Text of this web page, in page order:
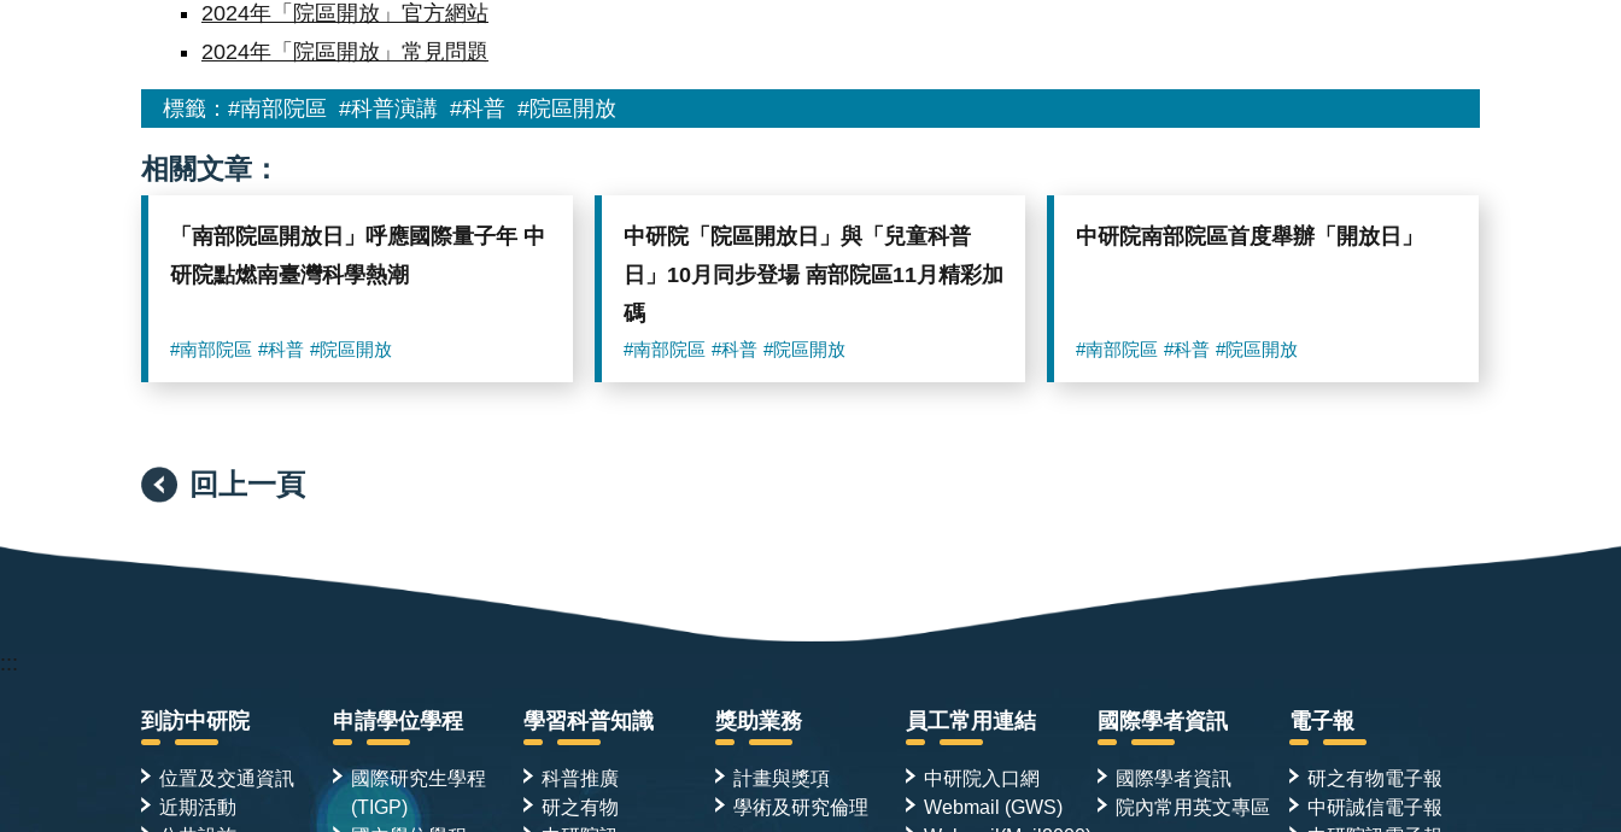
2024年「院區開放」官方網站
2024年「院區開放」常見問題
標籤：#南部院區 #科普演講 #科普 #院區開放
相關文章：
「南部院區開放日」呼應國際量子年 中
研院點燃南臺灣科學熱潮
#南部院區 #科普 #院區開放
中研院「院區開放日」與「兒童科普
日」10月同步登場 南部院區11月精彩加
碼
#南部院區 #科普 #院區開放
中研院南部院區首度舉辦「開放日」
#南部院區 #科普 #院區開放
回上一頁
:::
到訪中研院
位置及交通資訊
近期活動
申請學位學程
國際研究生學程
(TIGP)
學習科普知識
科普推廣
研之有物
獎助業務
計畫與獎項
學術及研究倫理
員工常用連結
中研院入口網
Webmail (GWS)
國際學者資訊
國際學者資訊
院內常用英文專區
電子報
研之有物電子報
中研誠信電子報